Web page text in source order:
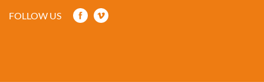
FOLLOW US